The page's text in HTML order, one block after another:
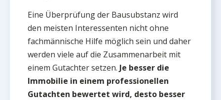
Eine Überprüfung der Bausubstanz wird
den meisten Interessenten nicht ohne
fachmännische Hilfe möglich sein und daher
werden viele auf die Zusammenarbeit mit
einem Gutachter setzen. Je besser die
Immobilie in einem professionellen
Gutachten bewertet wird, desto besser